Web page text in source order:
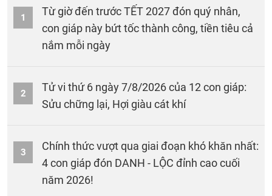
1
Từ giờ đến trước TẾT 2027 đón quý nhân,
con giáp này bứt tốc thành công, tiền tiêu cả
nắm mỗi ngày
2
Tử vi thứ 6 ngày 7/8/2026 của 12 con giáp:
Sửu chững lại, Hợi giàu cát khí
3
Chính thức vượt qua giai đoạn khó khăn nhất:
4 con giáp đón DANH - LỘC đỉnh cao cuối
năm 2026!